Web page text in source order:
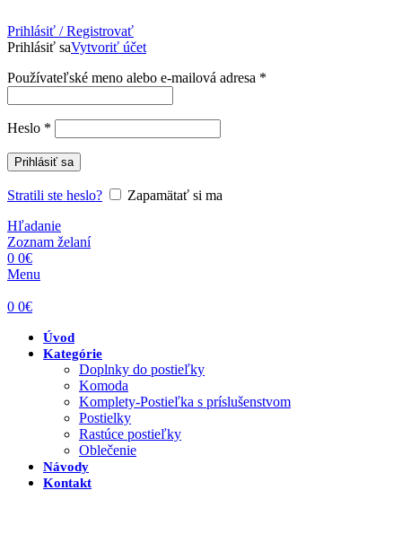
Prihlásiť / Registrovať
Prihlásiť saVytvoriť účet
Používateľské meno alebo e-mailová adresa *
Heslo *
Prihlásiť sa
Stratili ste heslo?
Zapamätať si ma
Hľadanie
Zoznam želaní
0 0€
Menu
0 0€
Úvod
Kategórie
Doplnky do postieľky
Komoda
Komplety-Postieľka s príslušenstvom
Postielky
Rastúce postieľky
Oblečenie
Návody
Kontakt